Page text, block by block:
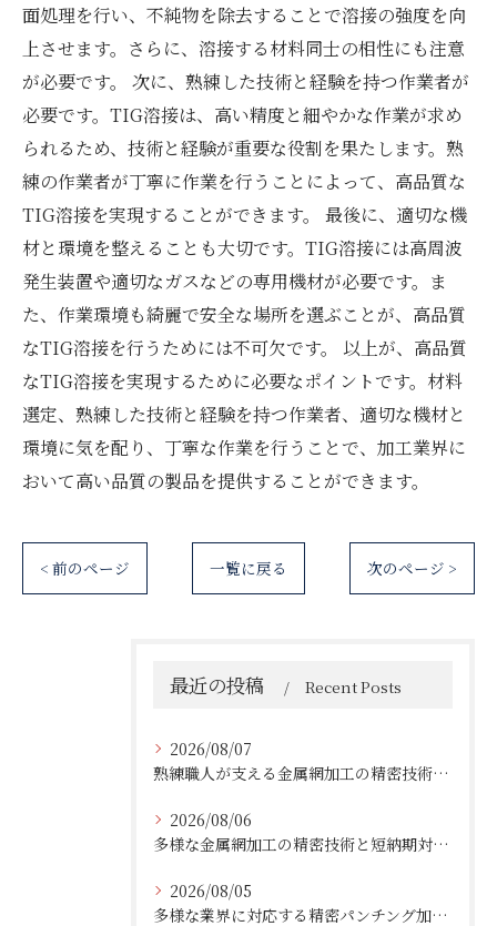
面処理を行い、不純物を除去することで溶接の強度を向
上させます。さらに、溶接する材料同士の相性にも注意
が必要です。 次に、熟練した技術と経験を持つ作業者が
必要です。TIG溶接は、高い精度と細やかな作業が求め
られるため、技術と経験が重要な役割を果たします。熟
練の作業者が丁寧に作業を行うことによって、高品質な
TIG溶接を実現することができます。 最後に、適切な機
材と環境を整えることも大切です。TIG溶接には高周波
発生装置や適切なガスなどの専用機材が必要です。ま
た、作業環境も綺麗で安全な場所を選ぶことが、高品質
なTIG溶接を行うためには不可欠です。 以上が、高品質
なTIG溶接を実現するために必要なポイントです。材料
選定、熟練した技術と経験を持つ作業者、適切な機材と
環境に気を配り、丁寧な作業を行うことで、加工業界に
おいて高い品質の製品を提供することができます。
< 前のページ 一覧に戻る 次のページ >
最近の投稿 Recent Posts
2026/08/07
熟練職人が支える金属網加工の精密技術と柔軟対応
2026/08/06
多様な金属網加工の精密技術と短納期対応の実例
2026/08/05
多様な業界に対応する精密パンチング加工の実践技術